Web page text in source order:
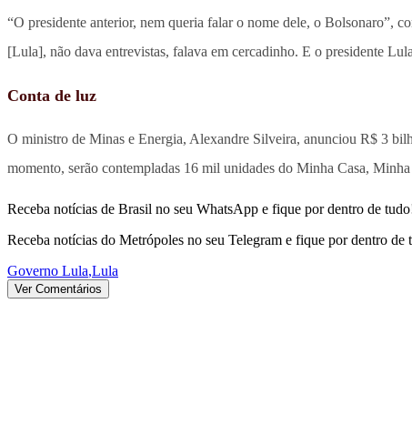
“O presidente anterior, nem queria falar o nome dele, o Bolsonaro”,
[Lula], não dava entrevistas, falava em cercadinho. E o presidente
Conta de luz
O ministro de Minas e Energia, Alexandre Silveira, anunciou R$ 3
momento, serão contempladas 16 mil unidades do Minha Casa,
Receba notícias de Brasil no seu WhatsApp e fique por dentro de
Receba notícias do Metrópoles no seu Telegram e fique por dentro de
Governo Lula,Lula
Ver Comentários